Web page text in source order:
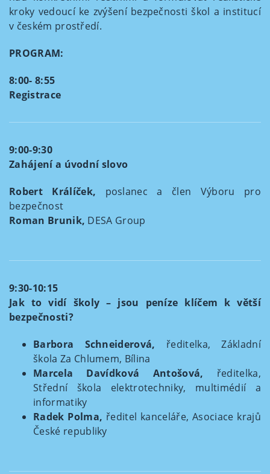
kroky vedoucí ke zvýšení bezpečnosti škol a institucí
v českém prostředí.
PROGRAM:
8:00- 8:55
Registrace
9:00-9:30
Zahájení a úvodní slovo
Robert Králíček, poslanec a člen Výboru pro
bezpečnost
Roman Brunik, DESA Group
9:30-10:15
Jak to vidí školy – jsou peníze klíčem k větší
bezpečnosti?
Barbora Schneiderová, ředitelka, Základní
škola Za Chlumem, Bílina
Marcela Davídková
Antošová, ředitelka,
Střední škola elektrotechniky, multimédií a
informatiky
Radek Polma, ředitel kanceláře, Asociace krajů
České republiky